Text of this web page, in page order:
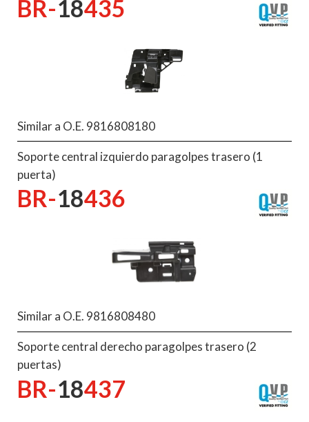
BR-18435
Similar a O.E. 9816808180
Soporte central izquierdo paragolpes trasero (1
puerta)
BR-18436
Similar a O.E. 9816808480
Soporte central derecho paragolpes trasero (2
puertas)
BR-18437